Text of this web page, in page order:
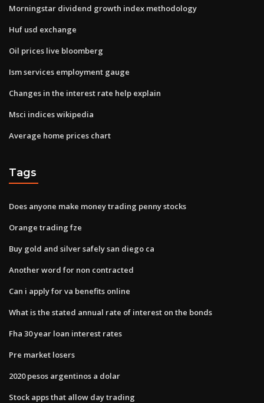
Morningstar dividend growth index methodology
Huf usd exchange
Oil prices live bloomberg
Ism services employment gauge
Changes in the interest rate help explain
Msci indices wikipedia
Average home prices chart
Tags
Does anyone make money trading penny stocks
Orange trading fze
Buy gold and silver safely san diego ca
Another word for non contracted
Can i apply for va benefits online
What is the stated annual rate of interest on the bonds
Fha 30 year loan interest rates
Pre market losers
2020 pesos argentinos a dolar
Stock apps that allow day trading